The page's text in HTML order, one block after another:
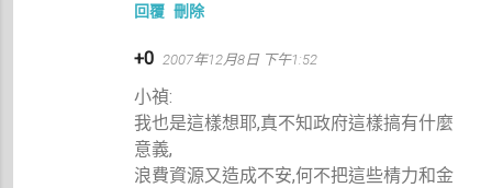
回覆 刪除
+0 2007年12月8日 下午1:52
小禎:
我也是這樣想耶,真不知政府這樣搞有什麼
意義,
浪費資源又造成不安,何不把這些棈力和金